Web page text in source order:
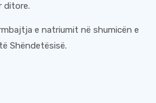
ditore.
e natriumit në shumicën e
Shëndetësisë.